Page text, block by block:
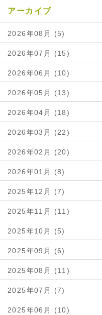
アーカイブ
2026年08月 (5)
2026年07月 (15)
2026年06月 (10)
2026年05月 (13)
2026年04月 (18)
2026年03月 (22)
2026年02月 (20)
2026年01月 (8)
2025年12月 (7)
2025年11月 (11)
2025年10月 (5)
2025年09月 (6)
2025年08月 (11)
2025年07月 (7)
2025年06月 (10)